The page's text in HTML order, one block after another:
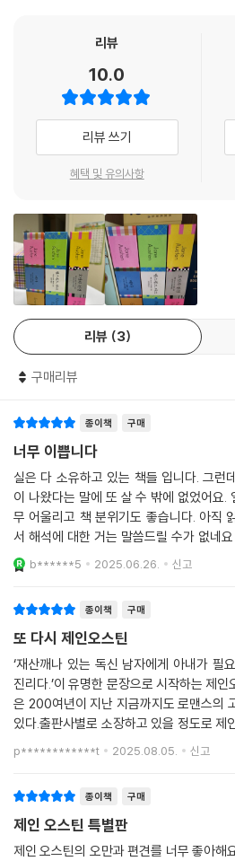
과 편견』이죠. 이 작품은 엘리자베스와 다
다. 책과 함께 드릴 엽서의 그림은 편견에
의 관심, 그리고 빙리 양의 질투를 완곡하
데요, 이후에 자신이 틀렸음을 깨닫는 엘리
기준을 무너뜨리며 엘리자베스에게 사랑
면 무척 재미있는 복선이 담긴 장면이라 할
오해해 본 적이 있나요? 아니면 혹시 지금
신가요? 오스틴 특유의 재치와 사랑스러움
주위 사람들이 달리 보이게 될지도 모릅니
만나게 될 수도 있겠지요! 독자 여러분이 제
고 반짝거리는 여름을 보내시기를 바랍니다.
맨스필드 파크
“여성의 자존감은 제인 오스틴의 발명품
제인 오스틴의 작품 가운데 가장 ‘논쟁적’이
섬세하고 탁월한 필체와 위트가 빛을 발하
편집자 레터___편집바 박혜진
“우리 안의 패니.”
이 소설의 주인공인 패니 프라이스에게 유
모르게, 인정하긴 싫지만, 저와 닮았기 때문
간’ 패니. 오스틴 소설에 등장하는 반짝거리
인공들과 달리, 패니는 친척집에서 더부살
고 ‘본데없이’ 큰 아이로 보이지 않기 위해
했어요. 그런 패니가 사촌오빠 에드먼드를
가족들을 배신하는 셈이지만, 그는 품는 것
켜내려 안간힘을 씁니다. 한편 패니 프라이
남자 형제에게 의탁해서 살아갈 수밖에 없
인 연하남에게 뜻밖의 청혼을 받지만 거절
목소리를 빌리자면! “전…… 전 결혼할 만큼
리뷰
10.0
리뷰 쓰기
혜택 및 유의사항
리뷰 3
구매리뷰
종이책 구매
너무 이쁩니다
실은 다 소유하고 있는 책들 입니다. 그런
이 나왔다는 말에 또 살 수 밖에 없었어요.
무 어울리고 책 분위기도 좋습니다. 아직
서 해석에 대한 거는 말씀드릴 수가 없네요 이성과 감성
도 좋아하고 설득도 좋아합니다. 그것도
시면 좋을 것 같아요.
b******5 2025.06.26. 신고
종이책 구매
또 다시 제인오스틴
‘재산깨나 있는 독신 남자에게 아내가 필
진리다.’이 유명한 문장으로 시작하는 제
은 200여년이 지난 지금까지도 로맨스의
있다.출판사별로 소장하고 있을 정도로 제
는 특히 민음사의 오만과편견을 가장 좋
월하며 제인오스틴
p************t 2025.08.05. 신고
종이책 구매
제인 오스틴 특별판
제인 오스틴의 오만과 편견를 너무 좋아해